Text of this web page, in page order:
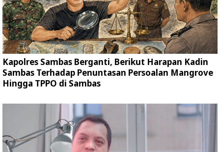
Kapolres Sambas Berganti, Berikut Harapan Kadin
Sambas Terhadap Penuntasan Persoalan Mangrove
Hingga TPPO di Sambas